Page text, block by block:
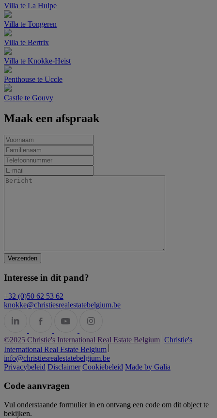
Villa te La Hulpe
Villa te Tongeren
Villa te Bertrix
Villa te Knokke-Heist
Penthouse te Uccle
Castle te Gouvy
Maak een afspraak
Interesse in dit pand?
+32 (0)50 62 53 62
knokke@christiesrealestatebelgium.be
©2025 Christie's International Real Estate Belgium Christie's
International Real Estate Belgium
info@christiesrealestatebelgium.be
Privacybeleid Disclaimer Cookiebeleid Made by Galia
Code aanvragen
Vul onderstaande formulier in en ontvang een code om dit object te
bekijken.